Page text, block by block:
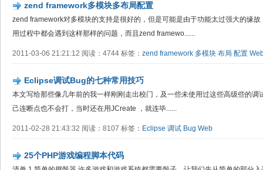
zend framework多模块多布局配置
zend framework对多模块的支持是很好的，但是可能是由于功能太过强大的缘
用过程中都会遇到这样那样的问题，而且zend framewo......
2011-03-06 21:21:12 阅读：4744 标签： zend framework 多模块 布局 配置
Eclipse调试Bug的七种常用技巧
本文写给那些像几年前的我一样刚刚走出校门，及一些未使用过这些高级些的调
己连断点也不会打，当时还在用JCreate ，就连毕......
2011-02-28 21:43:32 阅读：8107 标签： Eclipse 调试 Bug Web
25个PHP游戏编程脚本代码